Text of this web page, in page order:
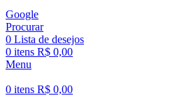
Google
Procurar
0 Lista de desejos
0 itens R$ 0,00
Menu
0 itens R$ 0,00